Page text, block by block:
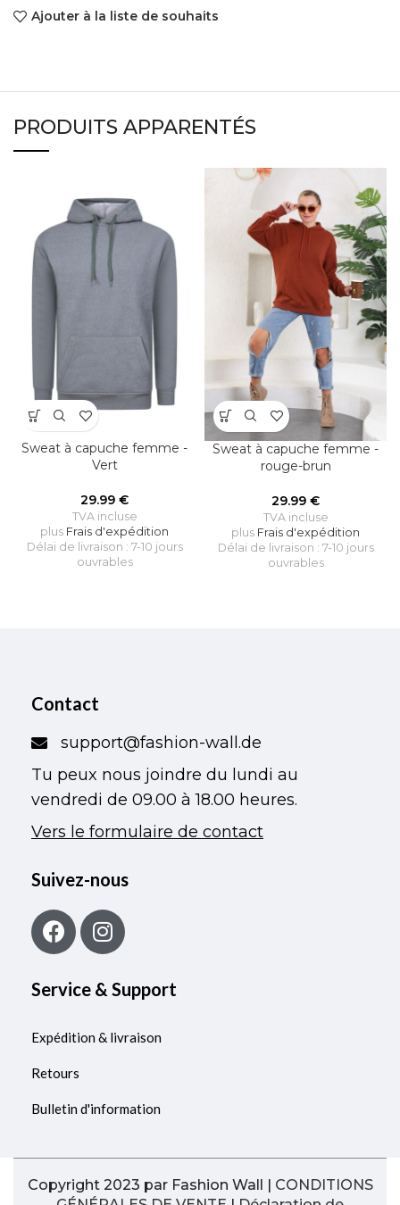
Ajouter à la liste de souhaits
PRODUITS APPARENTÉS
Sweat à capuche femme -
Vert
29.99 €
TVA incluse
plus Frais d'expédition
Délai de livraison : 7-10 jours
ouvrables
Sweat à capuche femme -
rouge-brun
29.99 €
TVA incluse
plus Frais d'expédition
Délai de livraison : 7-10 jours
ouvrables
Contact
support@fashion-wall.de
Tu peux nous joindre du lundi au
vendredi de 09.00 à 18.00 heures.
Vers le formulaire de contact
Suivez-nous
Service & Support
Expédition & livraison
Retours
Bulletin d'information
Copyright 2023 par Fashion Wall | CONDITIONS